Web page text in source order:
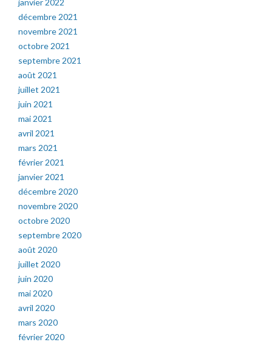
janvier 2022
décembre 2021
novembre 2021
octobre 2021
septembre 2021
août 2021
juillet 2021
juin 2021
mai 2021
avril 2021
mars 2021
février 2021
janvier 2021
décembre 2020
novembre 2020
octobre 2020
septembre 2020
août 2020
juillet 2020
juin 2020
mai 2020
avril 2020
mars 2020
février 2020